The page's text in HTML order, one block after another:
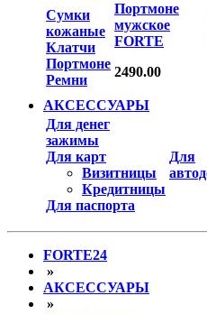
Сумки
кожаные
Клатчи
Портмоне
Ремни
Портмоне
мужское
FORTE
2490.00
АКСЕССУАРЫ
Для денег
зажимы
Для карт
Визитницы
Кредитницы
Для паспорта
Для
FORTE24
»
АКСЕССУАРЫ
»